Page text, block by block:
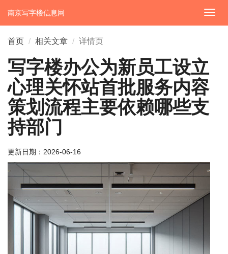
切
换
南京写字楼信息网
首页 相关文章 详情页
写字楼办公为新员工设立
心理关怀站首批服务内容
策划流程主要依赖哪些支
持部门
更新日期： 2026-06-16